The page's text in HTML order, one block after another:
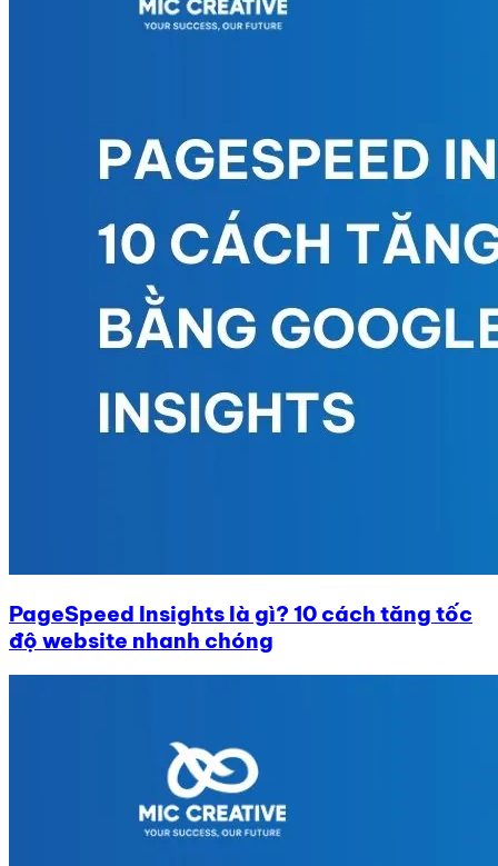
PageSpeed Insights là gì? 10 cách tăng tốc
độ website nhanh chóng